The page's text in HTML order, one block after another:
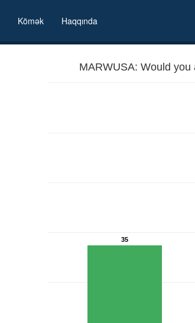
Kömək Haqqında
MARWUSA: Would
35
your ethnicity marrying American